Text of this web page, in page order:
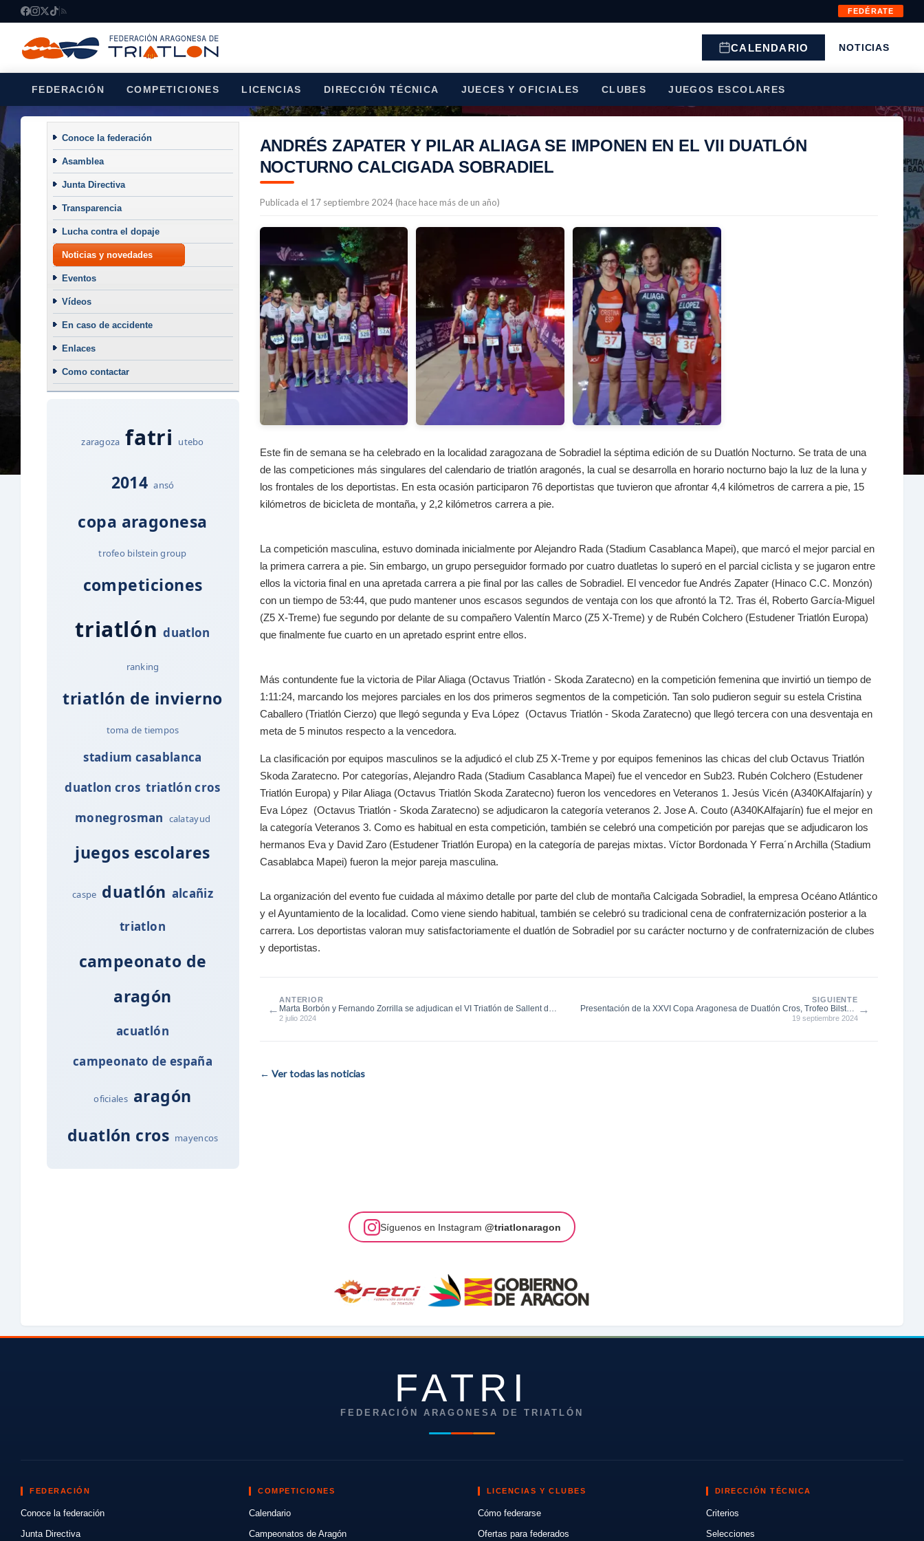
FEDÉRATE
CALENDARIO NOTICIAS
FEDERACIÓN COMPETICIONES LICENCIAS DIRECCIÓN TÉCNICA JUECES Y OFICIALES CLUBES JUEGOS ESCOLARES
Conoce la federación
Asamblea
Junta Directiva
Transparencia
Lucha contra el dopaje
Noticias y novedades
Eventos
Vídeos
En caso de accidente
Enlaces
Como contactar
zaragoza fatri utebo
2014 ansó
copa aragonesa
trofeo bilstein group
competiciones
triatlón duatlon
ranking
triatlón de invierno
toma de tiempos
stadium casablanca
duatlon cros triatlón cros
monegrosman calatayud
juegos escolares
caspe duatlón alcañiz
triatlon
campeonato de
aragón
acuatlón
campeonato de españa
oficiales aragón
duatlón cros mayencos
ANDRÉS ZAPATER Y PILAR ALIAGA SE IMPONEN EN EL VII DUATLÓN
NOCTURNO CALCIGADA SOBRADIEL
Publicada el 17 septiembre 2024 (hace hace más de un año)
Este fin de semana se ha celebrado en la localidad zaragozana de Sobradiel la séptima edición de su Duatlón Nocturno. Se trata de una
de las competiciones más singulares del calendario de triatlón aragonés, la cual se desarrolla en horario nocturno bajo la luz de la luna y
los frontales de los deportistas. En esta ocasión participaron 76 deportistas que tuvieron que afrontar 4,4 kilómetros de carrera a pie, 15
kilómetros de bicicleta de montaña, y 2,2 kilómetros carrera a pie.
La competición masculina, estuvo dominada inicialmente por Alejandro Rada (Stadium Casablanca Mapei), que marcó el mejor parcial en
la primera carrera a pie. Sin embargo, un grupo perseguidor formado por cuatro duatletas lo superó en el parcial ciclista y se jugaron entre
ellos la victoria final en una apretada carrera a pie final por las calles de Sobradiel. El vencedor fue Andrés Zapater (Hinaco C.C. Monzón)
con un tiempo de 53:44, que pudo mantener unos escasos segundos de ventaja con los que afrontó la T2. Tras él, Roberto García-Miguel
(Z5 X-Treme) fue segundo por delante de su compañero Valentín Marco (Z5 X-Treme) y de Rubén Colchero (Estudener Triatlón Europa)
que finalmente fue cuarto en un apretado esprint entre ellos.
Más contundente fue la victoria de Pilar Aliaga (Octavus Triatlón - Skoda Zaratecno) en la competición femenina que invirtió un tiempo de
1:11:24, marcando los mejores parciales en los dos primeros segmentos de la competición. Tan solo pudieron seguir su estela Cristina
Caballero (Triatlón Cierzo) que llegó segunda y Eva López (Octavus Triatlón - Skoda Zaratecno) que llegó tercera con una desventaja en
meta de 5 minutos respecto a la vencedora.
La clasificación por equipos masculinos se la adjudicó el club Z5 X-Treme y por equipos femeninos las chicas del club Octavus Triatlón
Skoda Zaratecno. Por categorías, Alejandro Rada (Stadium Casablanca Mapei) fue el vencedor en Sub23. Rubén Colchero (Estudener
Triatlón Europa) y Pilar Aliaga (Octavus Triatlón Skoda Zaratecno) fueron los vencedores en Veteranos 1. Jesús Vicén (A340KAlfajarín) y
Eva López (Octavus Triatlón - Skoda Zaratecno) se adjudicaron la categoría veteranos 2. Jose A. Couto (A340KAlfajarín) fue el mejor en
la categoría Veteranos 3. Como es habitual en esta competición, también se celebró una competición por parejas que se adjudicaron los
hermanos Eva y David Zaro (Estudener Triatlón Europa) en la categoría de parejas mixtas. Víctor Bordonada Y Ferra´n Archilla (Stadium
Casablabca Mapei) fueron la mejor pareja masculina.
La organización del evento fue cuidada al máximo detalle por parte del club de montaña Calcigada Sobradiel, la empresa Océano Atlántico
y el Ayuntamiento de la localidad. Como viene siendo habitual, también se celebró su tradicional cena de confraternización posterior a la
carrera. Los deportistas valoran muy satisfactoriamente el duatlón de Sobradiel por su carácter nocturno y de confraternización de clubes
y deportistas.
←
ANTERIOR
Marta Borbón y Fernando Zorrilla se adjudican el VI Triatlón de Sallent de
Gálle...
2 julio 2024
SIGUIENTE
Presentación de la XXVI Copa Aragonesa de Duatlón Cros, Trofeo Bilstein
Group
19 septiembre 2024
→
← Ver todas las noticias
Síguenos en Instagram @triatlonaragon
FATRI
FEDERACIÓN ARAGONESA DE TRIATLÓN
FEDERACIÓN
Conoce la federación
Junta Directiva
COMPETICIONES
Calendario
Campeonatos de Aragón
LICENCIAS Y CLUBES
Cómo federarse
Ofertas para federados
DIRECCIÓN TÉCNICA
Criterios
Selecciones